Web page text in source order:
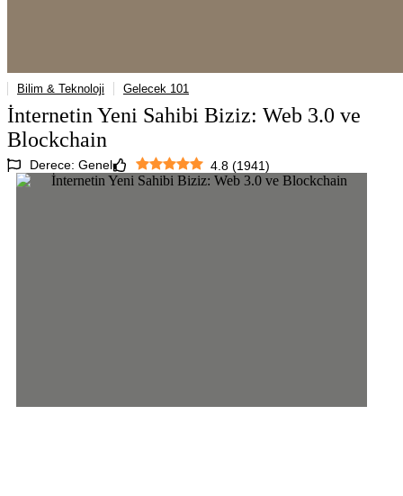
Bilim & Teknoloji Gelecek 101
İnternetin Yeni Sahibi Biziz: Web 3.0 ve
Blockchain
Derece: Genel 4.8 (1941)